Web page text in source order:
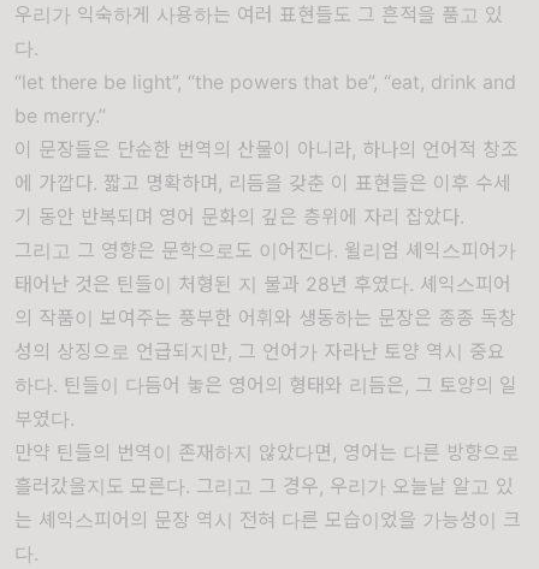
우리가 익숙하게 사용하는 여러 표현들도 그 흔적을 품고 있
다.
“let there be light”, “the powers that be”, “eat, drink and
be merry.”
이 문장들은 단순한 번역의 산물이 아니라, 하나의 언어적 창조
에 가깝다. 짧고 명확하며, 리듬을 갖춘 이 표현들은 이후 수세
기 동안 반복되며 영어 문화의 깊은 층위에 자리 잡았다.
그리고 그 영향은 문학으로도 이어진다. 윌리엄 셰익스피어 가
태어난 것은 틴들이 처형된 지 불과 28년 후였다. 셰익스피어
의 작품이 보여주는 풍부한 어휘와 생동하는 문장은 종종 독창
성의 상징으로 언급되지만, 그 언어가 자라난 토양 역시 중요
하다. 틴들이 다듬어 놓은 영어의 형태와 리듬은, 그 토양의 일
부였다.
만약 틴들의 번역이 존재하지 않았다면, 영어는 다른 방향으로
흘러갔을지도 모른다. 그리고 그 경우, 우리가 오늘날 알고 있
는 셰익스피어의 문장 역시 전혀 다른 모습이었을 가능성이 크
다.